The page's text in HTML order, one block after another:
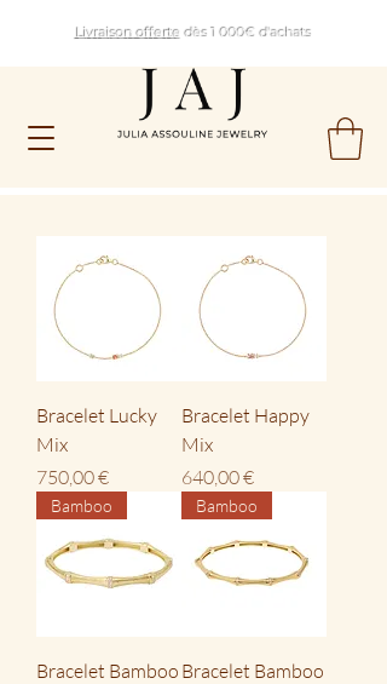
Livraison offerte dès 1 000€ d'achats
Bracelet Lucky
Mix
Prix
750,00 €
Bracelet Happy
Mix
Prix
640,00 €
Bamboo
Bracelet Bamboo
Bamboo
Bracelet Bamboo